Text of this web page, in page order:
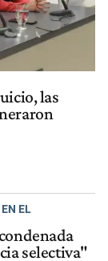
las
EL
selectiva"